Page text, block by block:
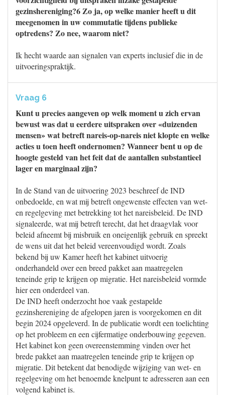
gezinshereniging?6 Zo ja, op welke manier heeft u dit
meegenomen in uw commutatie tijdens publieke
optredens? Zo nee, waarom niet?
Ik hecht waarde aan signalen van experts inclusief die in de
uitvoeringspraktijk.
Vraag 6
Kunt u precies aangeven op welk moment u zich ervan
bewust was dat u eerdere uitspraken over «duizenden
mensen» wat betreft nareis-op-nareis niet klopte en welke
acties u toen heeft ondernomen? Wanneer bent u op de
hoogte gesteld van het feit dat de aantallen substantieel
lager en marginaal zijn?
In de Stand van de uitvoering 2023 beschreef de IND
onbedoelde, en wat mij betreft ongewenste effecten van wet-
en regelgeving met betrekking tot het nareisbeleid. De IND
signaleerde, wat mij betreft terecht, dat het draagvlak voor
beleid afneemt bij misbruik en oneigenlijk gebruik en spreekt
de wens uit dat het beleid vereenvoudigd wordt. Zoals
bekend bij uw Kamer heeft het kabinet uitvoerig
onderhandeld over een breed pakket aan maatregelen
teneinde grip te krijgen op migratie. Het nareisbeleid vormde
hier een onderdeel van.
De IND heeft onderzocht hoe vaak gestapelde
gezinshereniging de afgelopen jaren is voorgekomen en dit
begin 2024 opgeleverd. In de publicatie wordt een toelichting
op het probleem en een cijfermatige onderbouwing gegeven.
Het kabinet kon geen overeenstemming vinden over het
brede pakket aan maatregelen teneinde grip te krijgen op
migratie. Dit betekent dat benodigde wijziging van wet- en
regelgeving om het benoemde knelpunt te adresseren aan een
volgend kabinet is.